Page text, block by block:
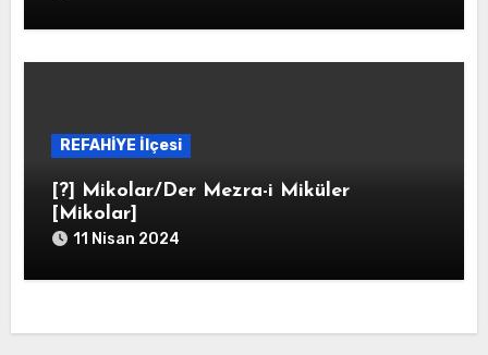
REFAHİYE İlçesi
[?] Mikolar/Der Mezra-i Miküler
[Mikolar]
11 Nisan 2024